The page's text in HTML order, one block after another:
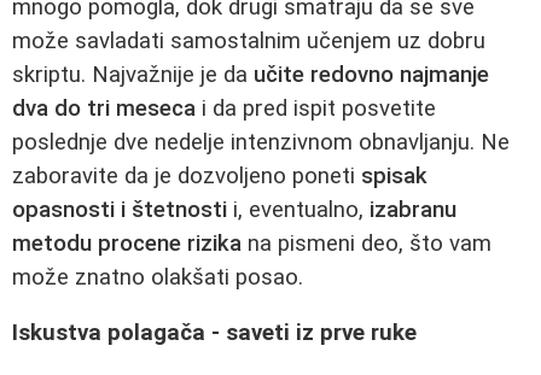
mnogo pomogla, dok drugi smatraju da se sve
može savladati samostalnim učenjem uz dobru
skriptu. Najvažnije je da učite redovno najmanje
dva do tri meseca i da pred ispit posvetite
poslednje dve nedelje intenzivnom obnavljanju. Ne
zaboravite da je dozvoljeno poneti spisak
opasnosti i štetnosti i, eventualno, izabranu
metodu procene rizika na pismeni deo, što vam
može znatno olakšati posao.
Iskustva polagača - saveti iz prve ruke